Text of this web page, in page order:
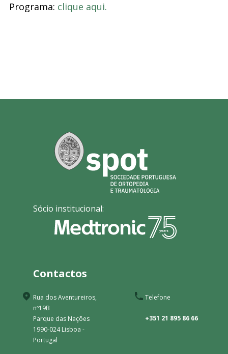
Programa: clique aqui.
Sócio institucional:
Contactos
Rua dos Aventureiros,
nº19B
Parque das Nações
1990-024 Lisboa -
Portugal
Telefone
+351 21 895 86 66